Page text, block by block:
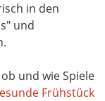
in den
und
und wie Spiele
Frühstück